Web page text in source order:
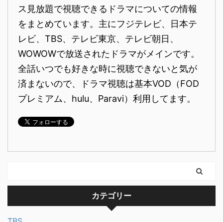
ス見放題で視聴できるドラマについての情報
をまとめています。主にフジテレビ、日本テ
レビ、TBS、テレビ東京、テレビ朝日、
WOWOWで放送されたドラマがメインです。
全話いつでも好きな時に視聴できないと気が
済まないので、ドラマ視聴は基本VOD（FOD
プレミアム、hulu、Paravi）利用してます。
カテゴリー